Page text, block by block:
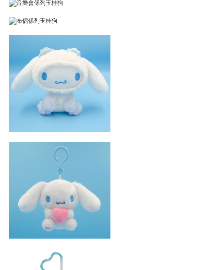
音樂會係列玉桂狗
布偶係列玉桂狗
布偶係列玉桂狗小吊飾
甜心係列玉桂狗小吊飾